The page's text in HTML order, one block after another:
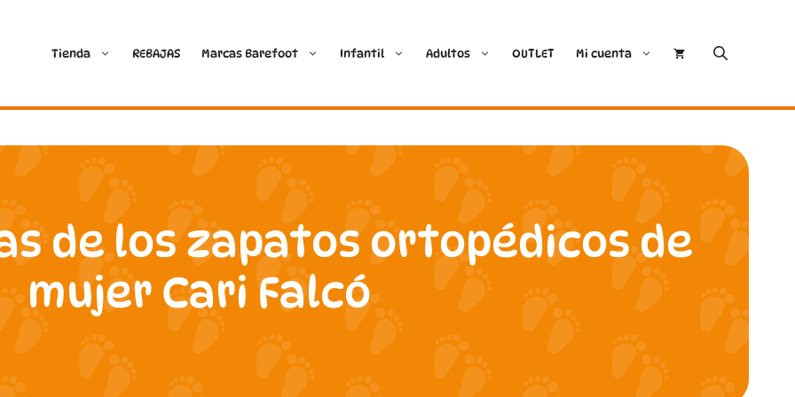
Tienda REBAJAS Marcas Barefoot
Ballop
Blanditos by Crio’s
Crave Barefoot
Coimbra
Dispares
Batilas
B&W Break and Walk
Crecendo
D.D. Step
Gioseppo
Cóndor
Conguitos
Deditos
Bobux
CoqueFlex
Dodo Shoes
Mustang
Infantil Adultos OUTLET Mi cuenta
de los zapatos ortopédicos de
mujer Cari Falcó